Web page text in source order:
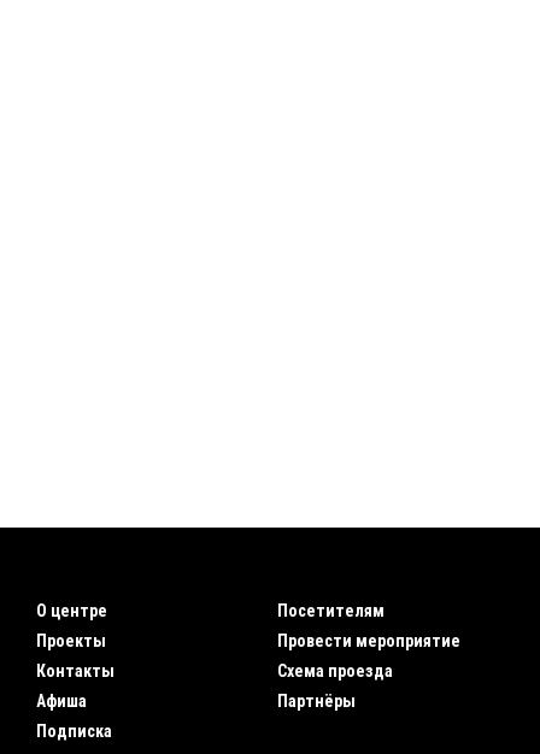
О центре
Проекты
Контакты
Афиша
Подписка
Посетителям
Провести мероприятие
Схема проезда
Партнёры